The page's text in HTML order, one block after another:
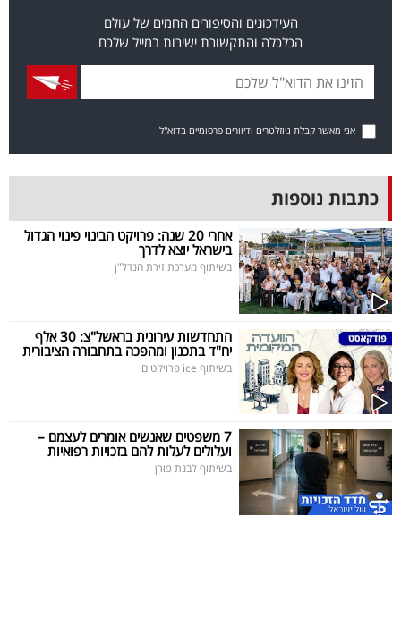
אחרינו:
העידכונים והסיפורים החמים של עולם
הכלכלה והתקשורת ישירות במייל שלכם
אני מאשר קבלת ניוזלטרים ודיוורים פרסומיים בדוא"ל
כתבות נוספות
אחרי 20 שנה: פרויקט הבינוי פינוי הגדול
בישראל יוצא לדרך
בשיתוף מערכת זירת הנדל"ן
התחדשות עירונית בראשל"צ: 30 אלף
יח"ד בתכנון ומהפכה בתחבורה הציבורית
בשיתוף ice פרויקטים
7 משפטים שאנשים אומרים לעצמם –
ועלולים לעלות להם בזכויות רפואיות
בשיתוף לבנת פורן